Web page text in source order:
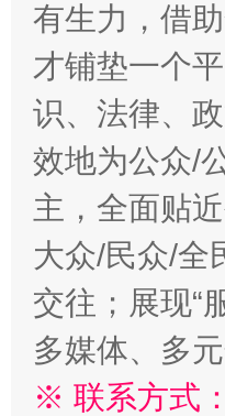
有生力，借
才铺垫一个
识、法律、
效地为公众/
主，全面贴
大众/民众/全
交往；展现“
多媒体、多
※ 联系方式：